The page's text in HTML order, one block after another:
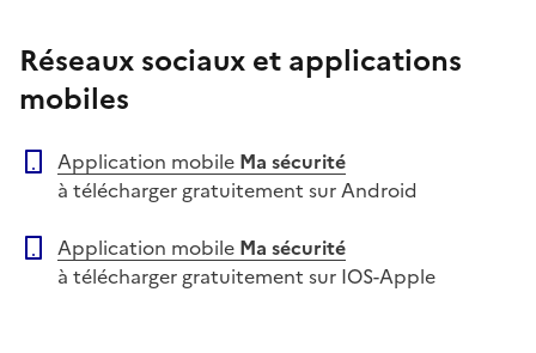
Réseaux sociaux et applications
mobiles
Application mobile Ma sécurité
à télécharger gratuitement sur Android
Application mobile Ma sécurité
à télécharger gratuitement sur IOS-Apple